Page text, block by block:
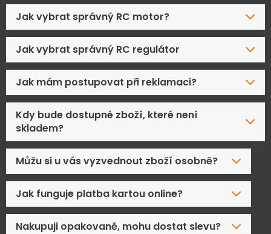
Jak vybrat správný RC motor?
Jak vybrat správný RC regulátor
Jak mám postupovat při reklamaci?
Kdy bude dostupné zboží, které není
skladem?
Můžu si u vás vyzvednout zboží osobně?
Jak funguje platba kartou online?
Nakupuji opakovaně, mohu dostat slevu?